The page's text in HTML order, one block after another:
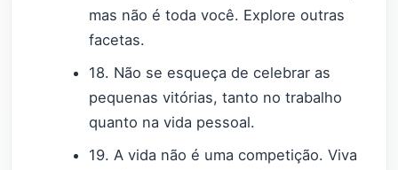
mas não é toda você. Explore outras
facetas.
18. Não se esqueça de celebrar as
pequenas vitórias, tanto no trabalho
quanto na vida pessoal.
19. A vida não é uma competição. Viva